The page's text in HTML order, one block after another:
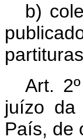
b)
Art.
juízo da
País, de